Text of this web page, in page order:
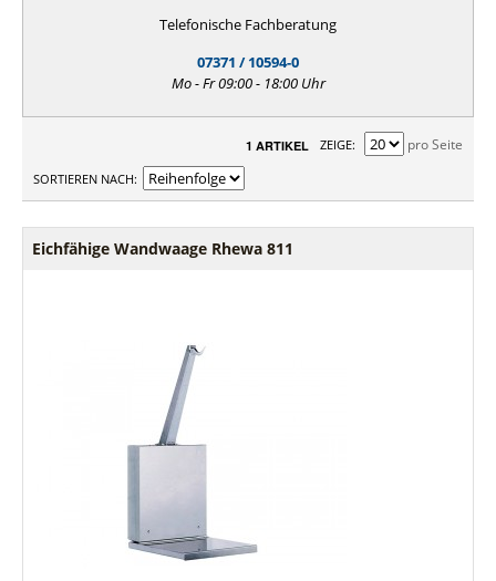
Telefonische Fachberatung
07371 / 10594-0
Mo - Fr 09:00 - 18:00 Uhr
1 ARTIKEL ZEIGE pro Seite
SORTIEREN NACH
Eichfähige Wandwaage Rhewa 811